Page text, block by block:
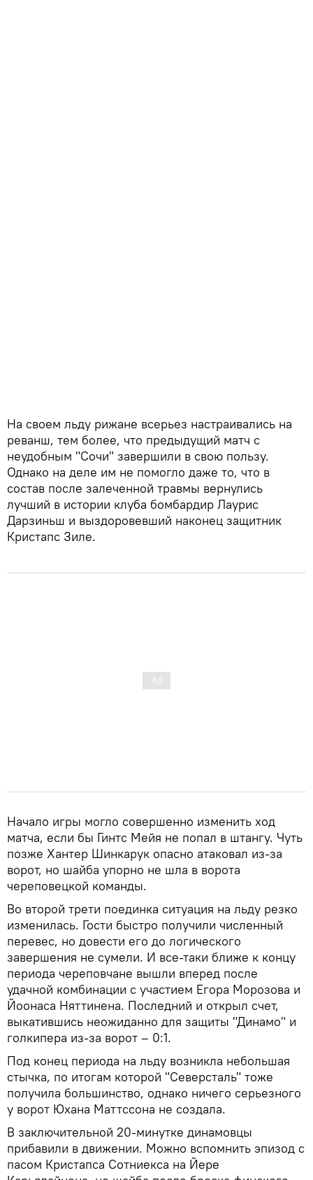
На своем льду рижане всерьез настраивались на
реванш, тем более, что предыдущий матч с
неудобным "Сочи" завершили в свою пользу.
Однако на деле им не помогло даже то, что в
состав после залеченной травмы вернулись
лучший в истории клуба бомбардир Лаурис
Дарзиньш и выздоровевший наконец защитник
Кристапс Зиле.
Начало игры могло совершенно изменить ход
матча, если бы Гинтс Мейя не попал в штангу. Чуть
позже Хантер Шинкарук опасно атаковал из-за
ворот, но шайба упорно не шла в ворота
череповецкой команды.
Во второй трети поединка ситуация на льду резко
изменилась. Гости быстро получили численный
перевес, но довести его до логического
завершения не сумели. И все-таки ближе к концу
периода череповчане вышли вперед после
удачной комбинации с участием Егора Морозова и
Йоонаса Няттинена. Последний и открыл счет,
выкатившись неожиданно для защиты "Динамо" и
голкипера из-за ворот – 0:1.
Под конец периода на льду возникла небольшая
стычка, по итогам которой "Северсталь" тоже
получила большинство, однако ничего серьезного
у ворот Юхана Маттссона не создала.
В заключительной 20-минутке динамовцы
прибавили в движении. Можно вспомнить эпизод с
пасом Кристапса Сотниекса на Йере